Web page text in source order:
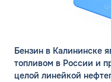
Бензин в Калининске
топливом в России и
целой линейкой